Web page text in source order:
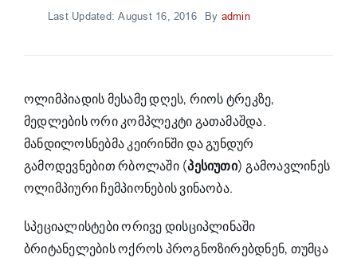
Last Updated: August 16, 2016 By admin
ოლიმპიადის მესამე დღეს, რიოს ტრეკზე,
მედლების ორი კომპლეკტი გათამაშდა.
მანდილოსნებმა კეირინში და გუნდურ
გამოდევნებით რბოლაში (პესიუთი) გამოავლინეს
ოლიმპიური ჩემპიონების ვინაობა.
სპეციალისტები ორივე დისციპლინაში
ბრიტანელების ოქროს პროგნოზირებდნენ, თუმცა